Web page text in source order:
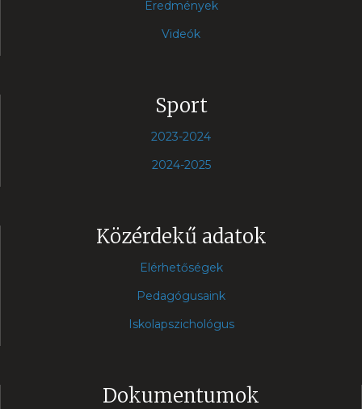
Eredmények
Videók
Sport
2023-2024
2024-2025
Közérdekű adatok
Elérhetőségek
Pedagógusaink
Iskolapszichológus
Dokumentumok